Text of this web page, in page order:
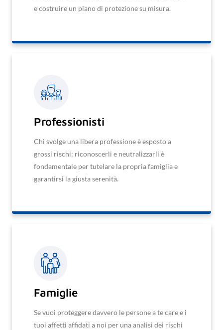
e costruire un piano di protezione su misura.
Professionisti
Chi svolge una libera professione è esposto a
grossi rischi; riconoscerli e neutralizzarli è
fondamentale per tutelare la propria famiglia e
garantirsi la giusta serenità.
Famiglie
Se vuoi proteggere davvero le persone a te care e i
tuoi affetti affidati a noi per una analisi dei rischi